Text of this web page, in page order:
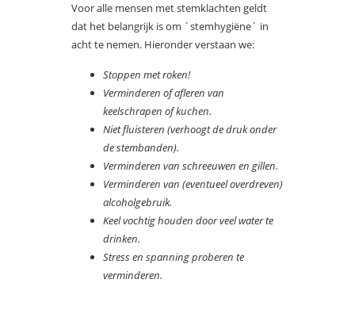
Voor alle mensen met stemklachten geldt
dat het belangrijk is om ´stemhygiëne´ in
acht te nemen. Hieronder verstaan we:
Stoppen met roken!
Verminderen of afleren van
keelschrapen of kuchen.
Niet fluisteren (verhoogt de druk onder
de stembanden).
Verminderen van schreeuwen en gillen.
Verminderen van (eventueel overdreven)
alcoholgebruik.
Keel vochtig houden door veel water te
drinken.
Stress en spanning proberen te
verminderen.